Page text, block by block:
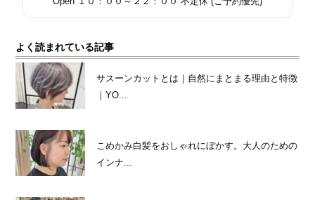
よく読まれている記事
サスーンカットとは｜自然にまとまる理由と特徴
｜YO...
こめかみ白髪をおしゃれにぼかす。大人のための
インナ...